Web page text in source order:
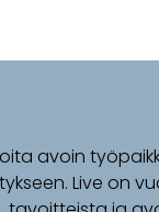
avoin
Live on